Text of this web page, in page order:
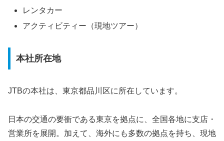
レンタカー
アクティビティー（現地ツアー）
本社所在地
JTBの本社は、東京都品川区に所在しています。
日本の交通の要衝である東京を拠点に、全国各地に支店・
営業所を展開。加えて、海外にも多数の拠点を持ち、現地